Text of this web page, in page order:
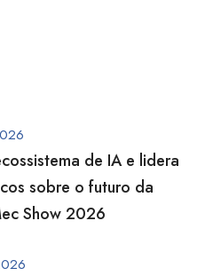
de IA e lidera
sobre o futuro da
Show 2026